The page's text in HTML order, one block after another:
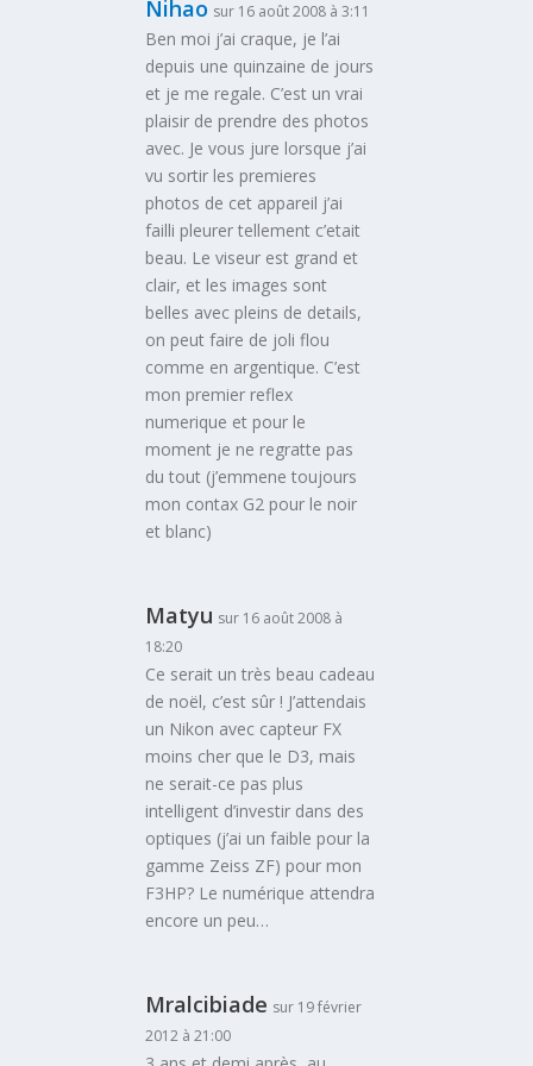
Nihao sur 16 août 2008 à 3:11
Ben moi j’ai craque, je l’ai
depuis une quinzaine de jours
et je me regale. C’est un vrai
plaisir de prendre des photos
avec. Je vous jure lorsque j’ai
vu sortir les premieres
photos de cet appareil j’ai
failli pleurer tellement c’etait
beau. Le viseur est grand et
clair, et les images sont
belles avec pleins de details,
on peut faire de joli flou
comme en argentique. C’est
mon premier reflex
numerique et pour le
moment je ne regratte pas
du tout (j’emmene toujours
mon contax G2 pour le noir
et blanc)
Matyu sur 16 août 2008 à
18:20
Ce serait un très beau cadeau
de noël, c’est sûr ! J’attendais
un Nikon avec capteur FX
moins cher que le D3, mais
ne serait-ce pas plus
intelligent d’investir dans des
optiques (j’ai un faible pour la
gamme Zeiss ZF) pour mon
F3HP? Le numérique attendra
encore un peu…
Mralcibiade sur 19 février
2012 à 21:00